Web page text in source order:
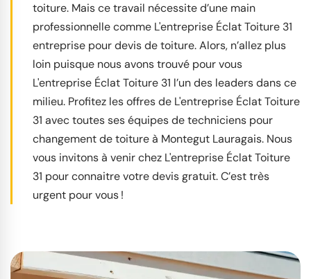
toiture. Mais ce travail nécessite d’une main
professionnelle comme L'entreprise Éclat Toiture 31
entreprise pour devis de toiture. Alors, n’allez plus
loin puisque nous avons trouvé pour vous
L'entreprise Éclat Toiture 31 l’un des leaders dans ce
milieu. Profitez les offres de L'entreprise Éclat Toiture
31 avec toutes ses équipes de techniciens pour
changement de toiture à Montegut Lauragais. Nous
vous invitons à venir chez L'entreprise Éclat Toiture
31 pour connaitre votre devis gratuit. C’est très
urgent pour vous !